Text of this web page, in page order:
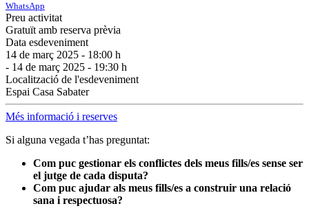
WhatsApp
Preu activitat
Gratuït amb reserva prèvia
Data esdeveniment
14 de març 2025 - 18:00 h
- 14 de març 2025 - 19:30 h
Localització de l'esdeveniment
Espai Casa Sabater
Més informació i reserves
Si alguna vegada t’has preguntat:
Com puc gestionar els conflictes dels meus fills/es sense ser
el jutge de cada disputa?
Com puc ajudar als meus fills/es a construir una relació
sana i respectuosa?